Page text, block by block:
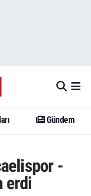
Gündem
-
erdi